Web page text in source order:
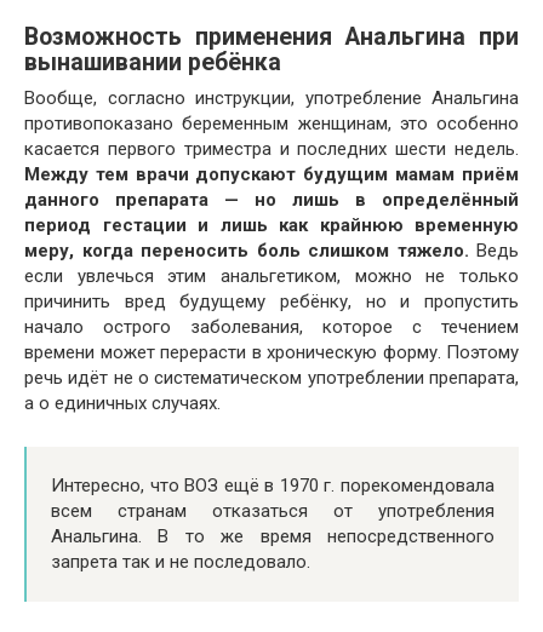
Возможность применения Анальгина при
вынашивании ребёнка
Вообще, согласно инструкции, употребление Анальгина
противопоказано беременным женщинам, это особенно
касается первого триместра и последних шести недель.
Между тем врачи допускают будущим мамам приём
данного препарата — но лишь в определённый
период гестации и лишь как крайнюю временную
меру, когда переносить боль слишком тяжело. Ведь
если увлечься этим анальгетиком, можно не только
причинить вред будущему ребёнку, но и пропустить
начало острого заболевания, которое с течением
времени может перерасти в хроническую форму. Поэтому
речь идёт не о систематическом употреблении препарата,
а о единичных случаях.
Интересно, что ВОЗ ещё в 1970 г. порекомендовала
всем странам отказаться от употребления
Анальгина. В то же время непосредственного
запрета так и не последовало.